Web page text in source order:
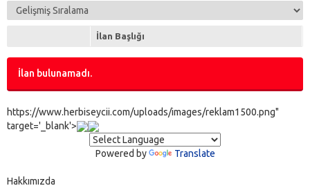
İlan Başlığı
İlan bulunamadı.
https://www.herbiseycii.com/uploads/images/reklam1500.png"
target='_blank'>
Powered by Translate
Hakkımızda